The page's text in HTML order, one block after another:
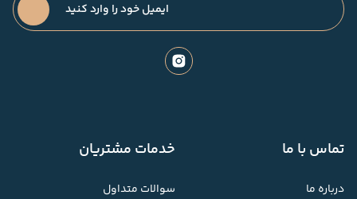
تماس با ما
درباره ما
خدمات مشتریان
سوالات متداول